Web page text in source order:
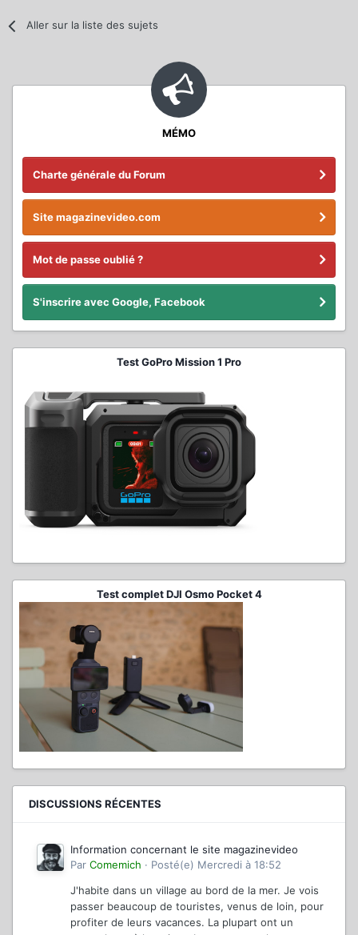
Aller sur la liste des sujets
MÉMO
Charte générale du Forum
Site magazinevideo.com
Mot de passe oublié ?
S'inscrire avec Google, Facebook
Test GoPro Mission 1 Pro
Test complet DJI Osmo Pocket 4
DISCUSSIONS RÉCENTES
Information concernant le site magazinevideo
Par Comemich · Posté(e) Mercredi à 18:52
J'habite dans un village au bord de la mer. Je vois
passer beaucoup de touristes, venus de loin, pour
profiter de leurs vacances. La plupart ont un